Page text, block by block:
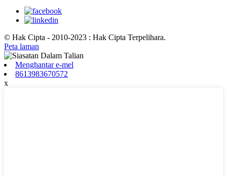
© Hak Cipta - 2010-2023 : Hak Cipta Terpelihara.
Peta laman
Menghantar e-mel
8613983670572
x